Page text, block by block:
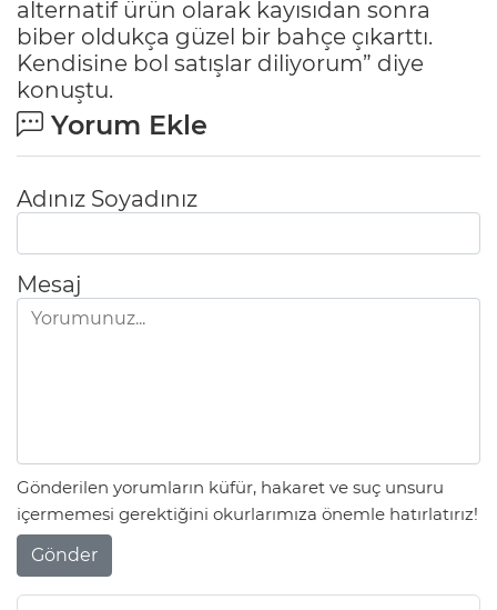
alternatif ürün olarak kayısıdan sonra
biber oldukça güzel bir bahçe çıkarttı.
Kendisine bol satışlar diliyorum” diye
konuştu.
Yorum Ekle
Adınız Soyadınız
Mesaj
Gönderilen yorumların küfür, hakaret ve suç unsuru
içermemesi gerektiğini okurlarımıza önemle hatırlatırız!
Gönder